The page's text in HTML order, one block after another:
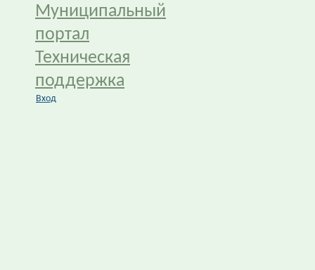
Муниципальный
портал
Техническая
поддержка
Вход